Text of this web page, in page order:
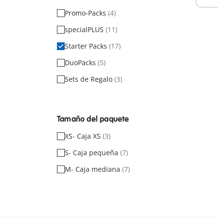
Promo-Packs (4)
specialPLUS (11)
Starter Packs (17)
DuoPacks (5)
Sets de Regalo (3)
Tamaño del paquete
XS- Caja XS (3)
S- Caja pequeña (7)
M- Caja mediana (7)